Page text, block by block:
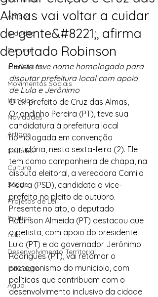
Artigos
Cidades
Cultura
Entrevistas
Movimentos Sociais
Notícias
Novidades
Artigos
Cidades
Cultura
Saúde
Projetos de Lei
Política
Lula
Desenvolvimento Territorial
Indicação
Água
Almas vai voltar a cuidar
de gente&#8221;, afirma
deputado Robinson
Petista teve nome homologado para
disputar prefeitura local com apoio
de Lula e Jerônimo
O ex-prefeito de Cruz das Almas,
Orlandinho Pereira (PT), teve sua
candidatura à prefeitura local
homologada em convenção
partidária, nesta sexta-feira (2). Ele
tem como companheira de chapa, na
disputa eleitoral, a vereadora Camila
Moura (PSD), candidata a vice-
prefeita no pleito de outubro.
Presente no ato, o deputado
Robinson Almeida (PT) destacou que
o petista, com apoio do presidente
Lula (PT) e do governador Jerônimo
Rodrigues (PT), vai retomar o
protagonismo do município, com
políticas que contribuam com o
desenvolvimento inclusivo da cidade